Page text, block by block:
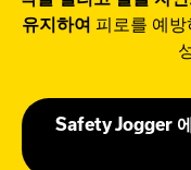
유지하여 피로를 예
Safety Jogger